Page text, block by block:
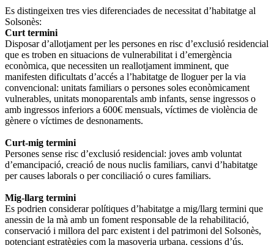
Es distingeixen tres vies diferenciades de necessitat d’habitatge al
Solsonès:
Curt termini
Disposar d’allotjament per les persones en risc d’exclusió residencial
que es troben en situacions de vulnerabilitat i d’emergència
econòmica, que necessiten un reallotjament imminent, que
manifesten dificultats d’accés a l’habitatge de lloguer per la via
convencional: unitats familiars o persones soles econòmicament
vulnerables, unitats monoparentals amb infants, sense ingressos o
amb ingressos inferiors a 600€ mensuals, víctimes de violència de
gènere o víctimes de desnonaments.
Curt-mig termini
Persones sense risc d’exclusió residencial: joves amb voluntat
d’emancipació, creació de nous nuclis familiars, canvi d’habitatge
per causes laborals o per conciliació o cures familiars.
Mig-llarg termini
Es podrien considerar polítiques d’habitatge a mig/llarg termini que
anessin de la mà amb un foment responsable de la rehabilitació,
conservació i millora del parc existent i del patrimoni del Solsonès,
potenciant estratègies com la masoveria urbana, cessions d’ús,